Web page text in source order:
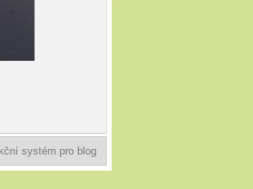
systém pro blog